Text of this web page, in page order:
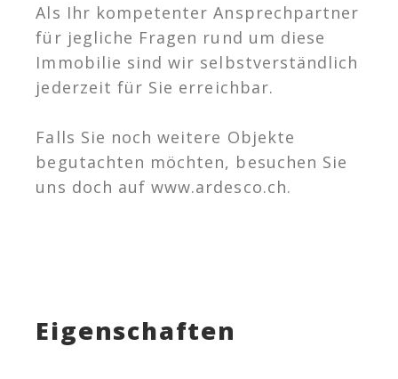
Als Ihr kompetenter Ansprechpartner
für jegliche Fragen rund um diese
Immobilie sind wir selbstverständlich
jederzeit für Sie erreichbar.
Falls Sie noch weitere Objekte
begutachten möchten, besuchen Sie
uns doch auf www.ardesco.ch.
Eigenschaften